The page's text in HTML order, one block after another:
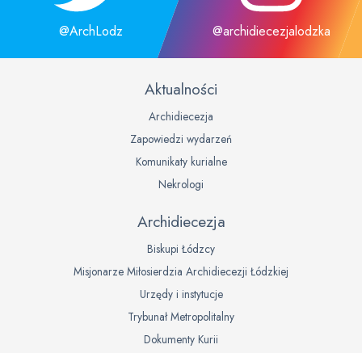
@ArchLodz @archidiecezjalodzka
Aktualności
Archidiecezja
Zapowiedzi wydarzeń
Komunikaty kurialne
Nekrologi
Archidiecezja
Biskupi Łódzcy
Misjonarze Miłosierdzia Archidiecezji Łódzkiej
Urzędy i instytucje
Trybunał Metropolitalny
Dokumenty Kurii